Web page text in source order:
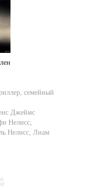
семейный
Джеймс
Нелисс
Нелисс Лиам